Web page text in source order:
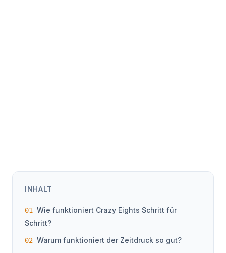
INHALT
Wie funktioniert Crazy Eights Schritt für
Schritt?
Warum funktioniert der Zeitdruck so gut?